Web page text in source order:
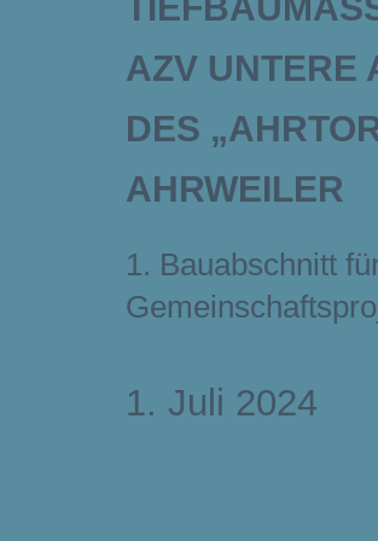
ZV UNTERE
ES
HRWEILER
1. Bauabschnitt
1. Juli 2024